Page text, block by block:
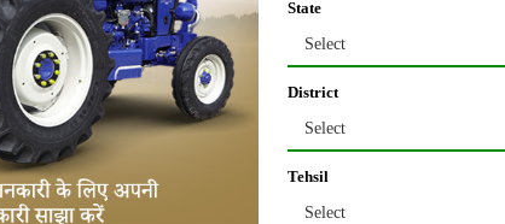
585 MAT டயர் அளவு
X 16 பின்புறம்
State
Select
District
Select
Tehsil
Select